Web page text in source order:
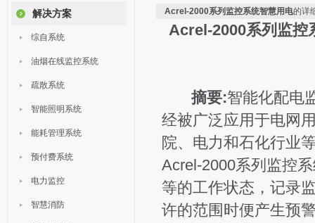
解决方案
综自系统
油烟在线监控系统
疏散系统
智能照明系统
能耗管理系统
预付费系统
电力监控
智慧消防
Acrel-2000系列监控系统智慧用电的详
Acrel-2000系列监控
摘要:智能化配电
经被广泛应用于电网
院、电力和石化行业
Acrel-2000系列监控
等的工作状态，记录
许的范围时便产生预